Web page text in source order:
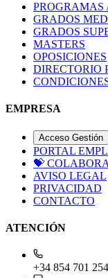
PROGRAMAS
GRADOS
GRADOS
MASTERS
OPOSICIONES
DIRECTORIO
EMPRESA
Acceso Gestión
PORTAL
💝
AVISO LEGAL
PRIVACIDAD
CONTACTO
ATENCIÓN
+34 854 701 254